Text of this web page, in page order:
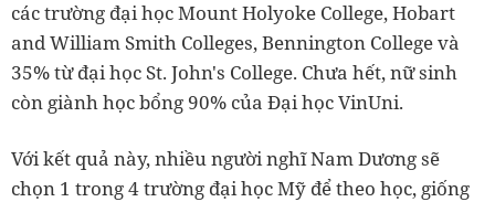
các trường đại học Mount Holyoke College, Hobart
and William Smith Colleges, Bennington College và
35% từ đại học St. John's College. Chưa hết, nữ sinh
còn giành học bổng 90% của Đại học VinUni.
Với kết quả này, nhiều người nghĩ Nam Dương sẽ
chọn 1 trong 4 trường đại học Mỹ để theo học, giống